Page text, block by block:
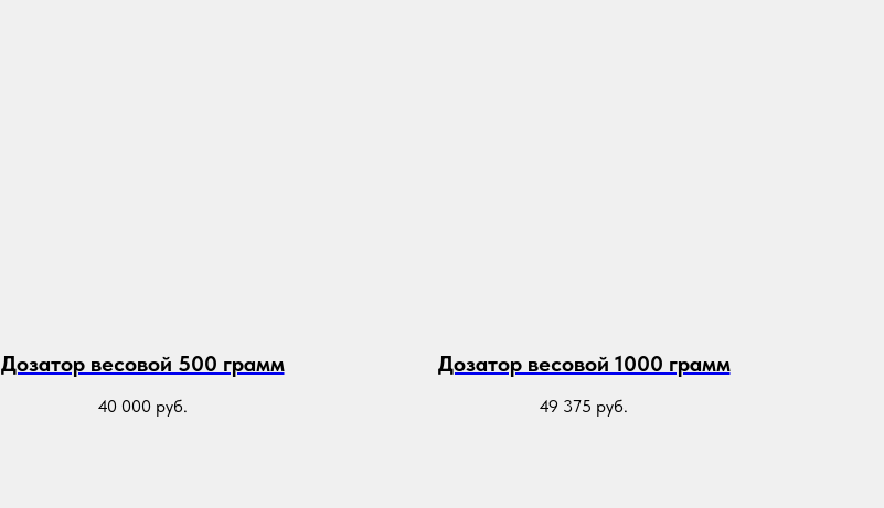
Дозатор весовой 500 грамм
40 000 руб.
Дозатор весовой 1000 грамм
49 375 руб.